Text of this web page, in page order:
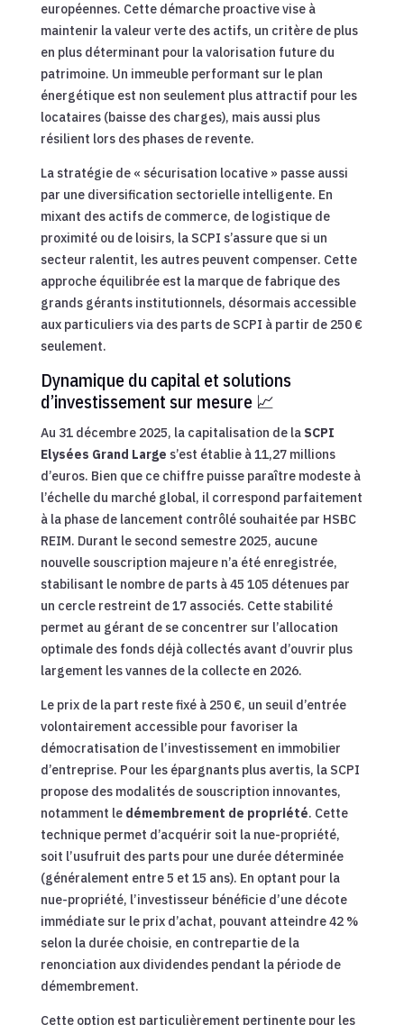
européennes. Cette démarche proactive vise à
maintenir la valeur verte des actifs, un critère de plus
en plus déterminant pour la valorisation future du
patrimoine. Un immeuble performant sur le plan
énergétique est non seulement plus attractif pour les
locataires (baisse des charges), mais aussi plus
résilient lors des phases de revente.
La stratégie de « sécurisation locative » passe aussi
par une diversification sectorielle intelligente. En
mixant des actifs de commerce, de logistique de
proximité ou de loisirs, la SCPI s’assure que si un
secteur ralentit, les autres peuvent compenser. Cette
approche équilibrée est la marque de fabrique des
grands gérants institutionnels, désormais accessible
aux particuliers via des parts de SCPI à partir de 250 €
seulement.
Dynamique du capital et solutions
d’investissement sur mesure 📈
Au 31 décembre 2025, la capitalisation de la SCPI
Elysées Grand Large s’est établie à 11,27 millions
d’euros. Bien que ce chiffre puisse paraître modeste à
l’échelle du marché global, il correspond parfaitement
à la phase de lancement contrôlé souhaitée par HSBC
REIM. Durant le second semestre 2025, aucune
nouvelle souscription majeure n’a été enregistrée,
stabilisant le nombre de parts à 45 105 détenues par
un cercle restreint de 17 associés. Cette stabilité
permet au gérant de se concentrer sur l’allocation
optimale des fonds déjà collectés avant d’ouvrir plus
largement les vannes de la collecte en 2026.
Le prix de la part reste fixé à 250 €, un seuil d’entrée
volontairement accessible pour favoriser la
démocratisation de l’investissement en immobilier
d’entreprise. Pour les épargnants plus avertis, la SCPI
propose des modalités de souscription innovantes,
notamment le démembrement de propriété. Cette
technique permet d’acquérir soit la nue-propriété,
soit l’usufruit des parts pour une durée déterminée
(généralement entre 5 et 15 ans). En optant pour la
nue-propriété, l’investisseur bénéficie d’une décote
immédiate sur le prix d’achat, pouvant atteindre 42 %
selon la durée choisie, en contrepartie de la
renonciation aux dividendes pendant la période de
démembrement.
Cette option est particulièrement pertinente pour les